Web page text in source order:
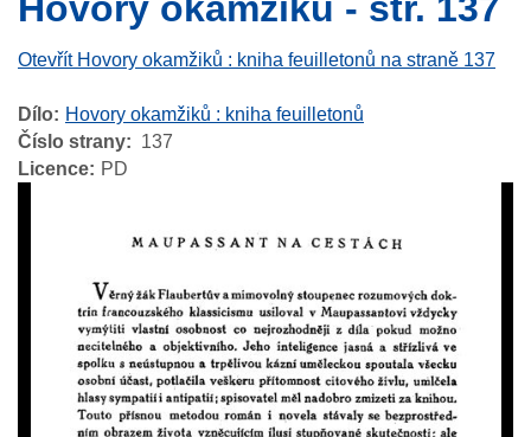
Otevřít Hovory okamžiků : kniha feuilletonů na straně 137
Dílo
Hovory okamžiků : kniha feuilletonů
Číslo strany
137
Licence
PD